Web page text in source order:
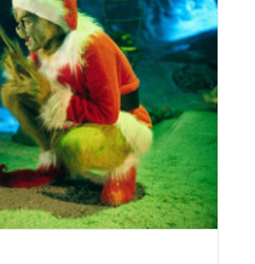
uživanje tokom